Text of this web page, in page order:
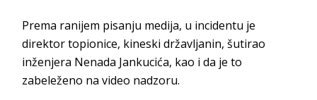
Prema ranijem pisanju medija, u incidentu je
direktor topionice, kineski državljanin, šutirao
inženjera Nenada Jankucića, kao i da je to
zabeleženo na video nadzoru.